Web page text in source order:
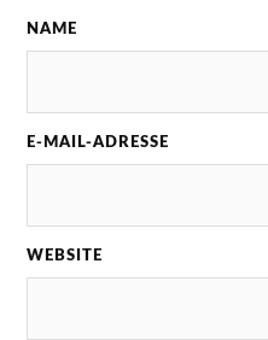
NAME
E-MAIL-ADRESSE
WEBSITE